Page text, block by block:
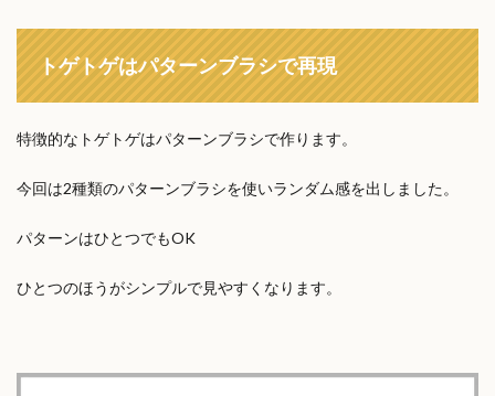
トゲトゲはパターンブラシで再現
特徴的なトゲトゲはパターンブラシで作ります。
今回は2種類のパターンブラシを使いランダム感を出しました。
パターンはひとつでもOK
ひとつのほうがシンプルで見やすくなります。